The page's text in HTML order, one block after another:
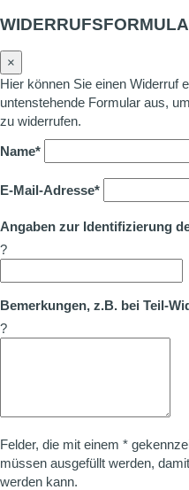
×
Hier können Sie einen Widerruf
untenstehende Formular aus,
zu widerrufen.
Name*
E-Mail-Adresse*
Angaben zur Identifizierung
?
Bemerkungen, z.B. bei Teil-
?
Felder, die mit einem *
müssen ausgefüllt werden,
werden kann.